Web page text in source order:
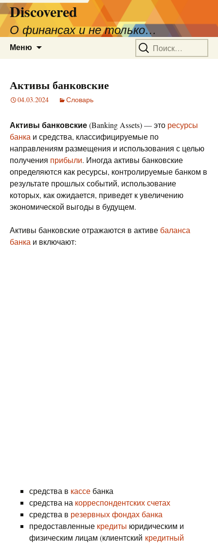
Discovered
О финансах и не только…
Меню Найти:
Активы банковские
04.03.2024 Словарь
Активы банковские(Banking Assets) — это ресурсы
банка и средства, классифицируемые по
направлениям размещения и использования с целью
получения прибыли. Иногда активы банковские
определяются как ресурсы, контролируемые банком в
результате прошлых событий, использование
которых, как ожидается, приведет к увеличению
экономической выгоды в будущем.
Активы банковские отражаются в активе баланса
банка и включают:
средства в кассе банка
средства на корреспондентских счетах
средства в резервных фондах банка
предоставленные кредиты юридическим и
физическим лицам (клиентский кредитный